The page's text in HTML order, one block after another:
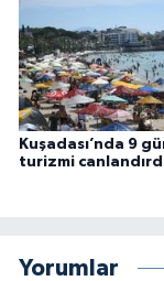
Kuşadası’nda 9
turizmi
Yorumlar